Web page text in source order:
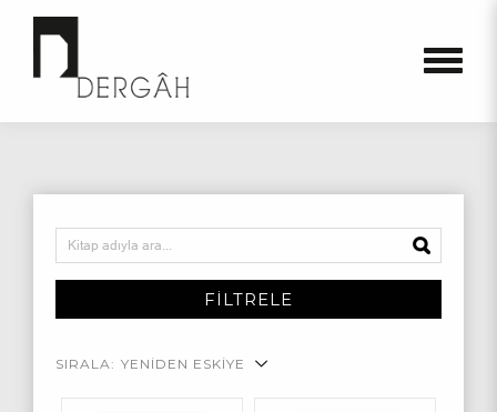
FİLTRELE
SIRALA: YENİDEN ESKİYE